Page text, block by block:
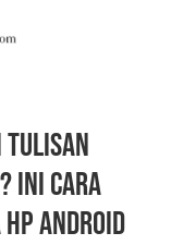
Tulisan
Ini Cara
Android